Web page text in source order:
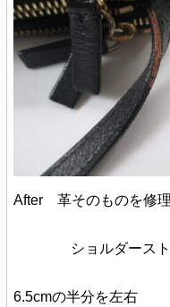
After 革そのものを修
ショルダーストラ
6.5cmの半分を左右